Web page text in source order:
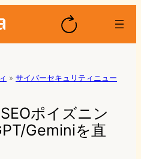
» サイバーセキュリティニュー
ポイズニン
Geminiを直